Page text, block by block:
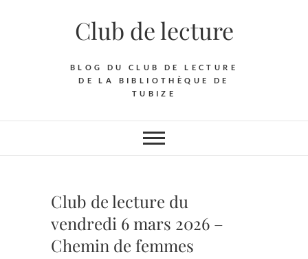
Club de lecture
BLOG DU CLUB DE LECTURE
DE LA BIBLIOTHÈQUE DE
TUBIZE
Club de lecture du
vendredi 6 mars 2026 –
Chemin de femmes